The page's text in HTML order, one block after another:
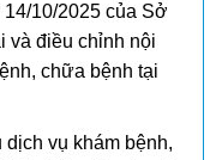
10/2025 của Sở
và điều chỉnh nội
chữa bệnh tại
vụ khám bệnh,